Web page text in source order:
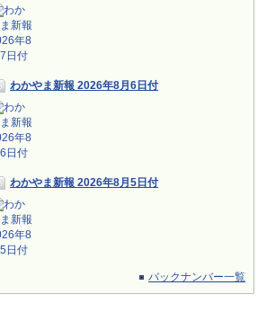
わかやま新報 2026年8月6日付
わかやま新報 2026年8月5日付
バックナンバー一覧